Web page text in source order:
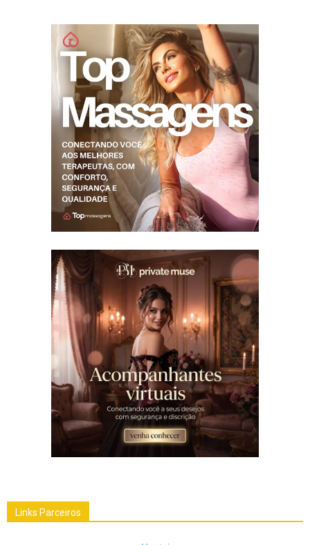
Links Parceiros